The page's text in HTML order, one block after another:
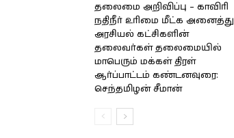
தலைமை அறிவிப்பு – காவிரி
நதிநீர் உரிமை மீட்க அனைத்து
அரசியல் கட்சிகளின்
தலைவர்கள் தலைமையில்
மாபெரும் மக்கள் திரள்
ஆர்ப்பாட்டம் கண்டனவுரை:
செந்தமிழன் சீமான்